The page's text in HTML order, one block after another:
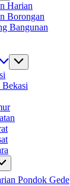
Harian
Borongan
Bangunan
Bekasi
Pondok Gede